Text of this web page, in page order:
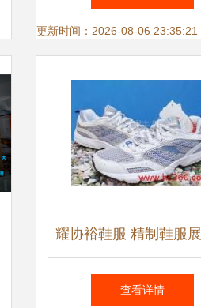
逆灵魂再塑经典
更新时间：2026-08-06 23:35:21
耀协裕鞋服 精制鞋服
册图集
查看详情